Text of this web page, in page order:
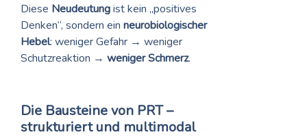
Diese Neudeutungist kein „positives
Denken“, sondern ein neurobiologischer
Hebel: weniger Gefahr → weniger
Schutzreaktion → weniger Schmerz.
Die Bausteine von PRT –
strukturiert und multimodal